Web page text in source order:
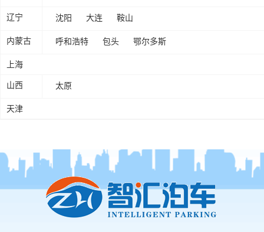
辽宁 沈阳 大连 鞍山
内蒙古 呼和浩特 包头 鄂尔多斯
上海
山西 太原
天津